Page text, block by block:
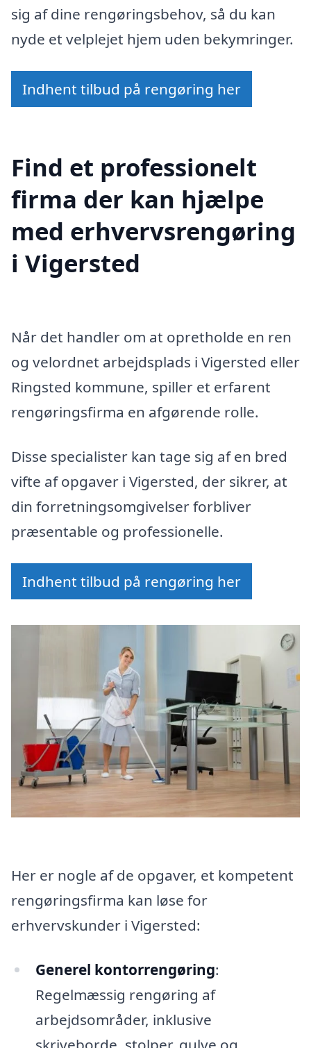
sig af dine rengøringsbehov, så du kan
nyde et velplejet hjem uden bekymringer.
Indhent tilbud på rengøring her
Find et professionelt
firma der kan hjælpe
med erhvervsrengøring
i Vigersted
Når det handler om at opretholde en ren
og velordnet arbejdsplads i Vigersted eller
Ringsted kommune, spiller et erfarent
rengøringsfirma en afgørende rolle.
Disse specialister kan tage sig af en bred
vifte af opgaver i Vigersted, der sikrer, at
din forretningsomgivelser forbliver
præsentable og professionelle.
Indhent tilbud på rengøring her
Her er nogle af de opgaver, et kompetent
rengøringsfirma kan løse for
erhvervskunder i Vigersted:
Generel kontorrengøring:
Regelmæssig rengøring af
arbejdsområder, inklusive